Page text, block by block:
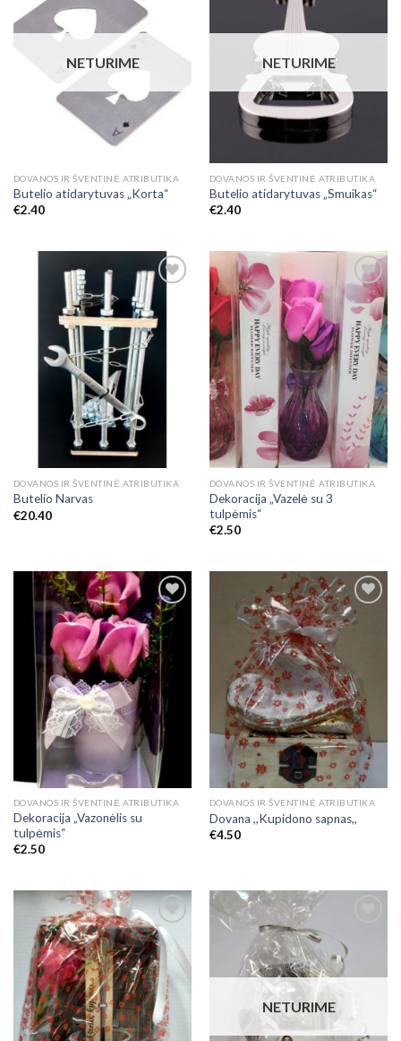
NETURIME
DOVANOS IR ŠVENTINĖ ATRIBUTIKA
Butelio atidarytuvas „Korta“
€2.40
NETURIME
DOVANOS IR ŠVENTINĖ ATRIBUTIKA
Butelio atidarytuvas „Smuikas“
€2.40
Add to
Wishlist
DOVANOS IR ŠVENTINĖ ATRIBUTIKA
Butelio Narvas
€20.40
Add to
Wishlist
DOVANOS IR ŠVENTINĖ ATRIBUTIKA
Dekoracija „Vazelė su 3
tulpėmis“
€2.50
Add to
Wishlist
DOVANOS IR ŠVENTINĖ ATRIBUTIKA
Dekoracija „Vazonėlis su
tulpėmis“
€2.50
Add to
Wishlist
DOVANOS IR ŠVENTINĖ ATRIBUTIKA
Dovana ,,Kupidono sapnas,,
€4.50
Add to
Wishlist
Wishlist
NETURIME